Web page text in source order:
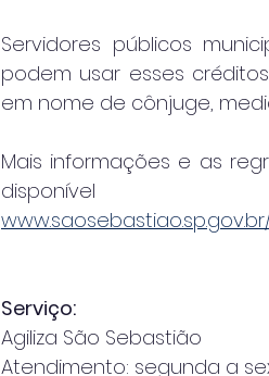
Servidores públicos
podem usar esses
em nome de cônjuge,
Mais informações e as
Serviço:
Agiliza São Sebastião
Atendimento: segunda a